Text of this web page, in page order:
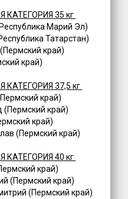
КАТЕГОРИЯ 35 кг
Марий Эл)
Татарстан)
край)
край)
КАТЕГОРИЯ 37,5 кг
край)
край)
край)
(Пермский край)
КАТЕГОРИЯ 40 кг
край)
(Пермский край)
(Пермский край)